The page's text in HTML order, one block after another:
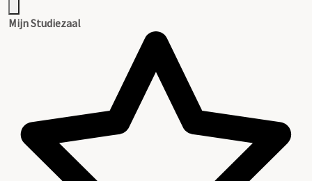
Mijn Studiezaal